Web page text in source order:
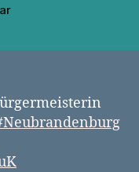
zu